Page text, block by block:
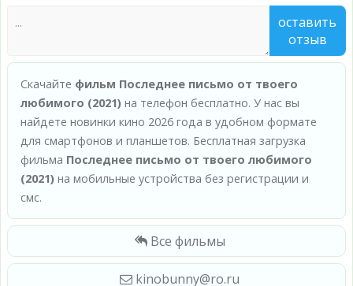
оставить
отзыв
Скачайте фильм Последнее письмо от твоего
любимого (2021) на телефон бесплатно. У нас вы
найдете новинки кино 2026 года в удобном формате
для смартфонов и планшетов. Бесплатная загрузка
фильма Последнее письмо от твоего любимого
(2021) на мобильные устройства без регистрации и
смс.
Все фильмы
kinobunny@ro.ru